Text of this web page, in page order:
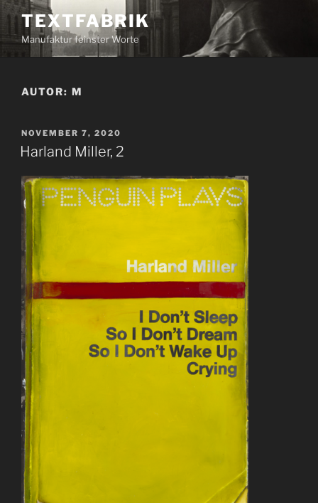
Zum
Inhalt
springen
TEXTFABRIK
Manufaktur feinster Worte
AUTOR: M
VERÖFFENTLICHT
AM
NOVEMBER 7, 2020
Harland Miller, 2